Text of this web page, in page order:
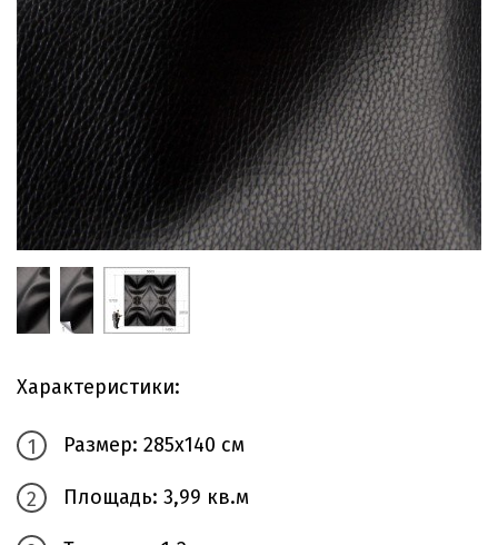
Характеристики:
Размер: 285х140 см
Площадь: 3,99 кв.м